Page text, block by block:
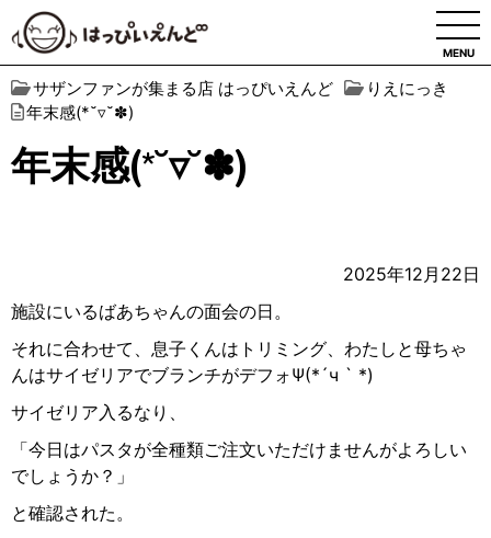
MENU
サザンファンが集まる店 はっぴいえんど
りえにっき
年末感(*˘▿˘✽)
年末感(*˘▿˘✽)
2025年12月22日
施設にいるばあちゃんの面会の日。
それに合わせて、息子くんはトリミング、わたしと母ちゃ
んはサイゼリアでブランチがデフォΨ(*´ч ` *)
サイゼリア入るなり、
「今日はパスタが全種類ご注文いただけませんがよろしい
でしょうか？」
と確認された。